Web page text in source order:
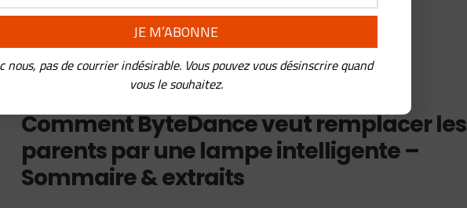
Comment ByteDance veut remplacer les
parents par une lampe intelligente –
Sommaire & extraits
nous, pas de courrier indésirable. Vous pouvez vous désinscrire quand
vous le souhaitez.